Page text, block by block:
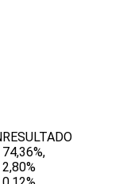
RESULTADO
74,36%,
2,80%